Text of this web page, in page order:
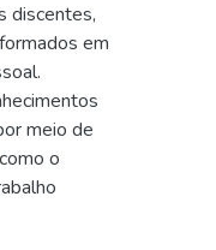
discentes,
em
meio de
o